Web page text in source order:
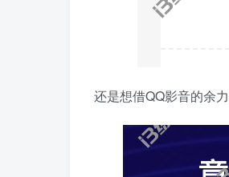
还是想借QQ影音的余